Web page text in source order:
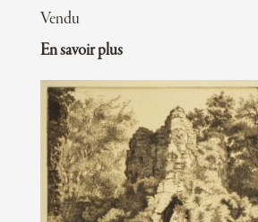
Vendu
En savoir plus